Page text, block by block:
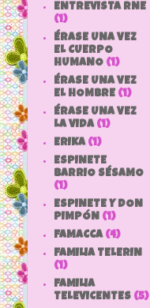
ENTREVISTA RNE
(1)
ÉRASE UNA VEZ
EL CUERPO
HUMANO (1)
ÉRASE UNA VEZ
EL HOMBRE (1)
ÉRASE UNA VEZ
LA VIDA (1)
ERIKA (1)
ESPINETE
BARRIO SÉSAMO
(1)
ESPINETE Y DON
PIMPÓN (1)
FAMACCA (4)
FAMILIA TELERIN
(1)
FAMILIA
TELEVICENTES (5)